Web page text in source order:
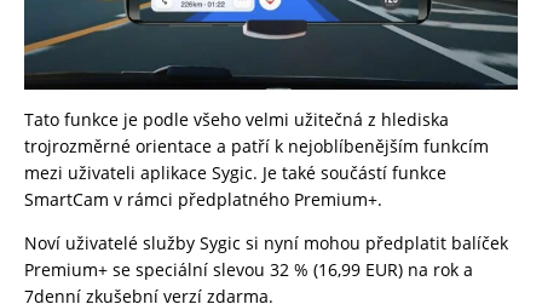
Tato funkce je podle všeho velmi užitečná z hlediska
trojrozměrné orientace a patří k nejoblíbenějším funkcím
mezi uživateli aplikace Sygic. Je také součástí funkce
SmartCam v rámci předplatného Premium+.
Noví uživatelé služby Sygic si nyní mohou předplatit balíček
Premium+ se speciální slevou 32 % (16,99 EUR) na rok a
7denní zkušební verzí zdarma.